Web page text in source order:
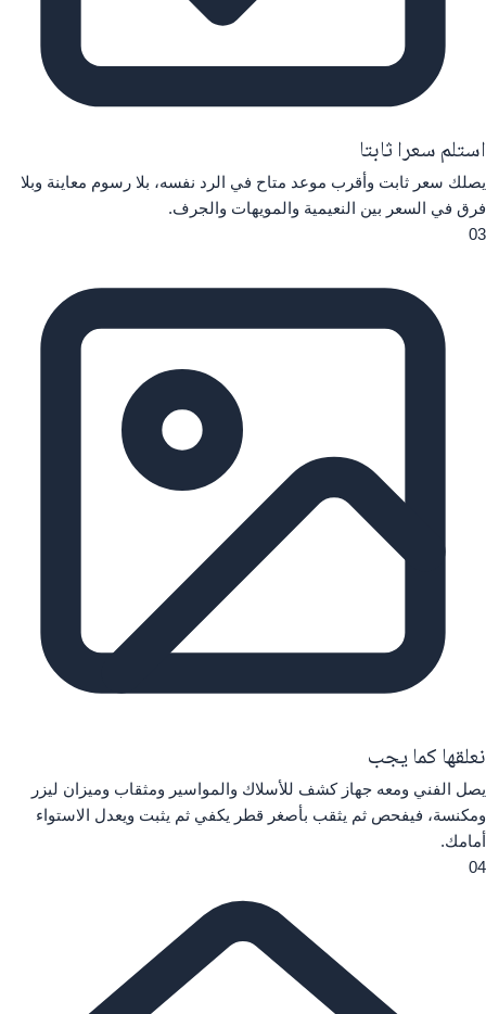
استلم سعرا ثابتا
يصلك سعر ثابت وأقرب موعد متاح في الرد نفسه، بلا رسوم معاينة وبلا
فرق في السعر بين النعيمية والمويهات والجرف.
03
نعلقها كما يجب
يصل الفني ومعه جهاز كشف للأسلاك والمواسير ومثقاب وميزان ليزر
ومكنسة، فيفحص ثم يثقب بأصغر قطر يكفي ثم يثبت ويعدل الاستواء
أمامك.
04